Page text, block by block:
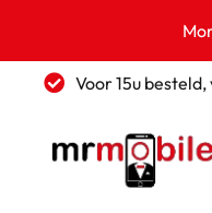
Voor 15u